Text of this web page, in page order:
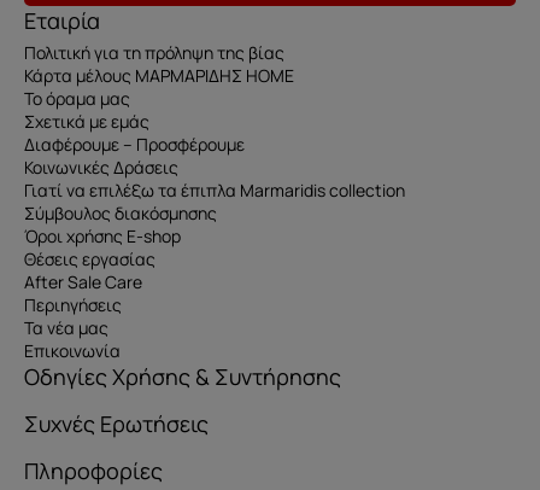
Εταιρία
Πολιτική για τη πρόληψη της βίας
Κάρτα μέλους ΜΑΡΜΑΡΙΔΗΣ HOME
Το όραμα μας
Σχετικά με εμάς
Διαφέρουμε – Προσφέρουμε
Κοινωνικές Δράσεις
Γιατί να επιλέξω τα έπιπλα Marmaridis collection
Σύμβουλος διακόσμησης
Όροι χρήσης E-shop
Θέσεις εργασίας
After Sale Care
Περιηγήσεις
Τα νέα μας
Επικοινωνία
Οδηγίες Χρήσης & Συντήρησης
Συχνές Ερωτήσεις
Πληροφορίες